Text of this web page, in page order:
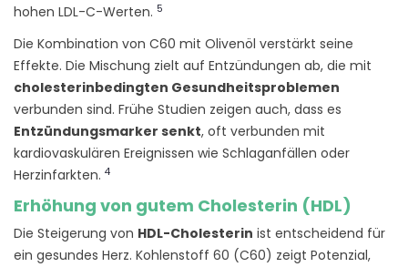
hohen LDL-C-Werten. 5
Die Kombination von C60 mit Olivenöl verstärkt seine
Effekte. Die Mischung zielt auf Entzündungen ab, die mit
cholesterinbedingten Gesundheitsproblemen
verbunden sind. Frühe Studien zeigen auch, dass es
Entzündungsmarker senkt, oft verbunden mit
kardiovaskulären Ereignissen wie Schlaganfällen oder
Herzinfarkten. 4
Erhöhung von gutem Cholesterin (HDL)
Die Steigerung von HDL-Cholesterin ist entscheidend für
ein gesundes Herz. Kohlenstoff 60 (C60) zeigt Potenzial,